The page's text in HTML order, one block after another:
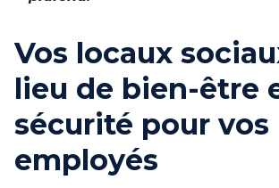
Vos locaux
lieu de bien-être
sécurité pour vos
employés